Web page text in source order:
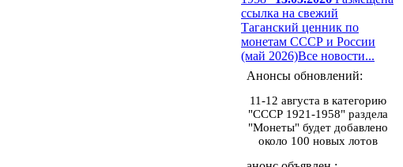
ссылка на свежий
Таганский ценник по
монетам СССР и России
(май 2026)Все новости...
Анонсы обновлений:
11-12 августа в категорию
"СССР 1921-1958" раздела
"Монеты" будет добавлено
около 100 новых лотов